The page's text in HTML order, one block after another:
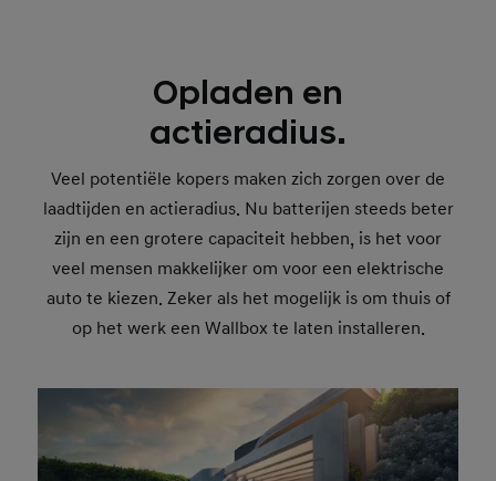
Opladen en
actieradius.
Veel potentiële kopers maken zich zorgen over de
laadtijden en actieradius. Nu batterijen steeds beter
zijn en een grotere capaciteit hebben, is het voor
veel mensen makkelijker om voor een elektrische
auto te kiezen. Zeker als het mogelijk is om thuis of
op het werk een Wallbox te laten installeren.